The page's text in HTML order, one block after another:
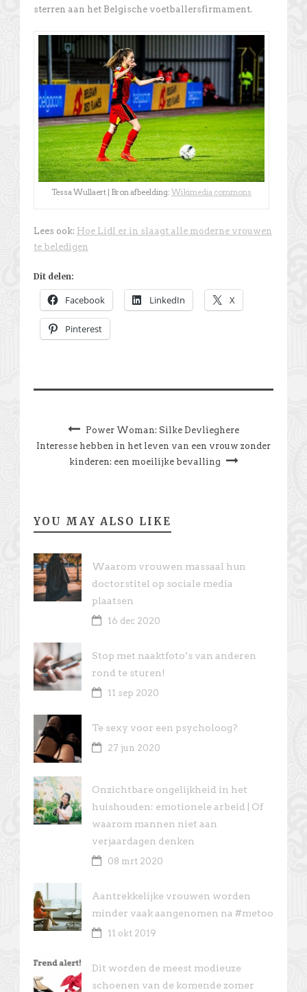
sterren aan het Belgische voetballersfirmament.
Tessa Wullaert | Bron afbeelding: Wikimedia commons
Lees ook: Hoe Lidl er in slaagt alle moderne vrouwen
te beledigen
Dit delen:
Facebook LinkedIn X
Pinterest
Power Woman: Silke Devlieghere
Interesse hebben in het leven van een vrouw zonder
kinderen: een moeilijke bevalling
YOU MAY ALSO LIKE
Waarom vrouwen massaal hun
doctorstitel op sociale media
plaatsen
16 dec 2020
Stop met naaktfoto’s van anderen
rond te sturen!
11 sep 2020
Te sexy voor een psycholoog?
27 jun 2020
Onzichtbare ongelijkheid in het
huishouden: emotionele arbeid | Of
waarom mannen niet aan
verjaardagen denken
08 mrt 2020
Aantrekkelijke vrouwen worden
minder vaak aangenomen na #metoo
11 okt 2019
Dit worden de meest modieuze
schoenen van de komende zomer